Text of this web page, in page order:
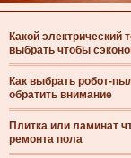
Какой электрический
выбрать чтобы
Как выбрать робот-
обратить внимание
Плитка или ламинат
ремонта пола